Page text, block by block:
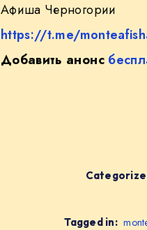
Афиша Черногории
https://t.me/
Добавить анонс
Tagged in: